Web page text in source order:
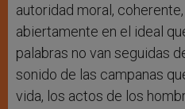
autoridad moral,
abiertamente en el ideal
palabras no van seguidas
sonido de las campanas
vida, los actos de los